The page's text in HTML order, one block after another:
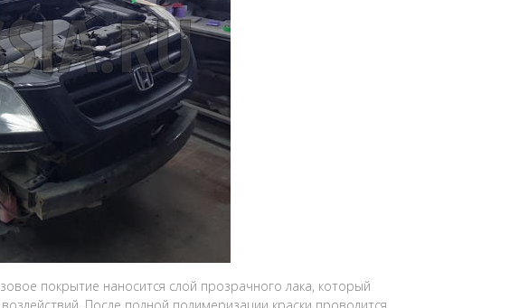
покрытие наносится слой прозрачного лака, который